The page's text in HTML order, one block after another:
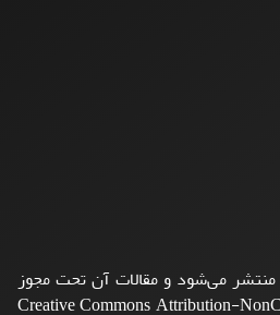
می‌شود و مقالات آن تحت مجوز
Creative Commons Attribution-